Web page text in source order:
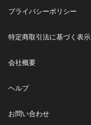
プライバシーポリシー
特定商取引法に基づく表示
会社概要
ヘルプ
お問い合わせ